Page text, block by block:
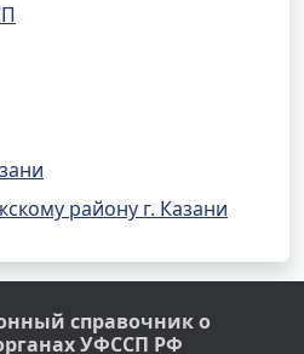
району г. Казани
справочник о
УФССП РФ